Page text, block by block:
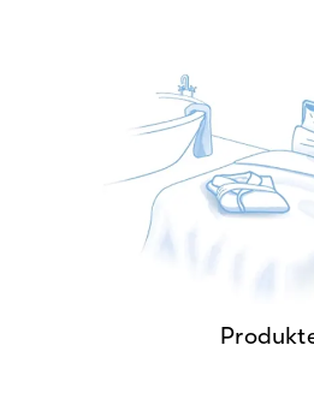
Textile Lösungen
Ansprüche –
funktional,